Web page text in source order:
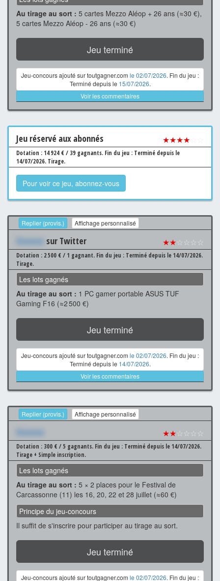
Au tirage au sort : 5 cartes Mezzo Aléop + 26 ans (≈30 €),
5 cartes Mezzo Aléop - 26 ans (≈30 €)
Jeu terminé
Jeu-concours ajouté sur toutgagner.com le 02/07/2026. Fin du jeu :
Terminé depuis le 15/07/2026.
Voir les commentaires
Jeu réservé aux abonnés ★★★★
Dotation : 14 924 € / 39 gagnants. Fin du jeu : Terminé depuis le
14/07/2026. Tirage.
Pour voir ce jeu, abonnez-vous
Replier (provis.) Affichage personnalisé
Xxxxxxx sur Twitter ★★☆☆☆☆
Dotation : 2 500 € / 1 gagnant. Fin du jeu : Terminé depuis le 14/07/2026.
Tirage.
Les lots gagnés
Au tirage au sort : 1 PC gamer portable ASUS TUF
Gaming F16 (≈2 500 €)
Jeu terminé
Jeu-concours ajouté sur toutgagner.com le 02/07/2026. Fin du jeu :
Terminé depuis le 14/07/2026.
Voir les commentaires
Replier (provis.) Affichage personnalisé
Xxxxxxx ★★☆☆☆☆
Dotation : 300 € / 5 gagnants. Fin du jeu : Terminé depuis le 14/07/2026.
Tirage + Simple inscription.
Les lots gagnés
Au tirage au sort : 5 × 2 places pour le Festival de
Carcassonne (11) les 16, 20, 22 et 28 juillet (≈60 €)
Principe du jeu-concours
Il suffit de s'inscrire pour participer au tirage au sort.
Jeu terminé
Jeu-concours ajouté sur toutgagner.com le 02/07/2026. Fin du jeu :